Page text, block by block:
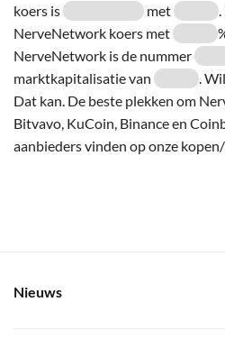
koers is
met
NerveNetwork koers met
NerveNetwork is de nummer
marktkapitalisatie van
.
Dat kan. De beste plekken om
Bitvavo, KuCoin, Binance en
aanbieders vinden op onze
Nieuws